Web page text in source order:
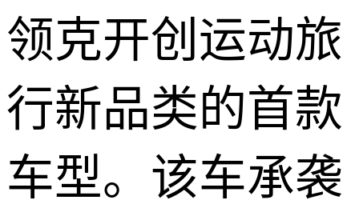
领克开创运动旅
行新品类的首款
车型。该车承袭